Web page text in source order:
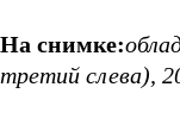
На снимке:
третий слева),